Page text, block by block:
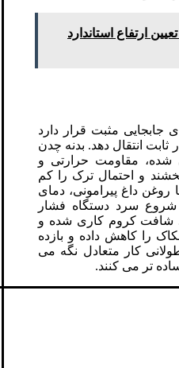
ارتفاع استاندارد
جابجایی مثبت قرار دارد
ثابت انتقال دهد. بدنه چدن
شده، مقاومت حرارتی و
و احتمال ترک را کم
داغ پیرامونی، دمای
شروع سرد دستگاه فشار
شافت کروم‌ کاری شده و
را کاهش داده و بازده
کار متعادل نگه می
‌تر می ‌کنند.